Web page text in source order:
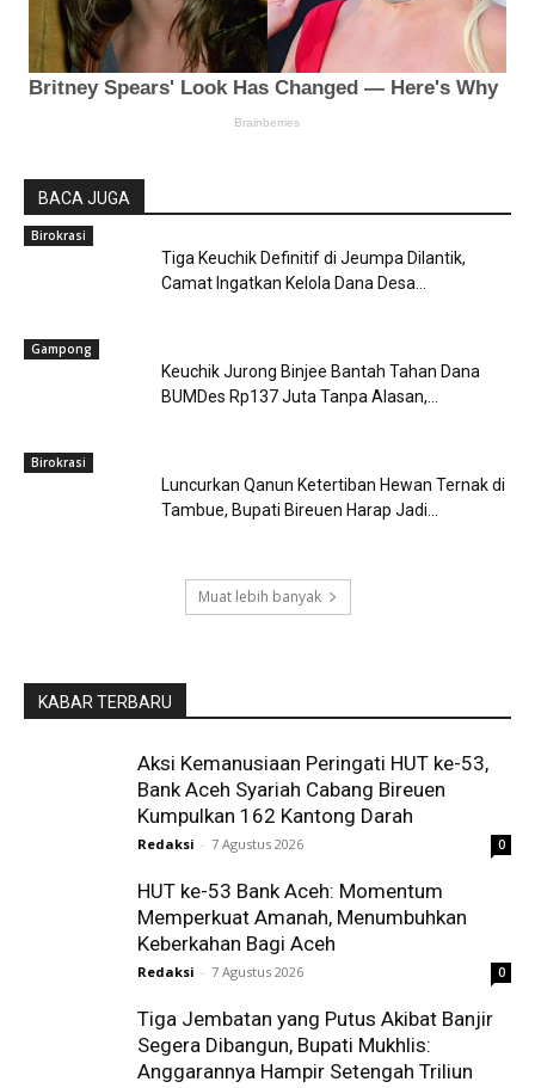
BACA JUGA
Birokrasi
Tiga Keuchik Definitif di Jeumpa Dilantik,
Camat Ingatkan Kelola Dana Desa...
Gampong
Keuchik Jurong Binjee Bantah Tahan Dana
BUMDes Rp137 Juta Tanpa Alasan,...
Birokrasi
Luncurkan Qanun Ketertiban Hewan Ternak di
Tambue, Bupati Bireuen Harap Jadi...
Muat lebih banyak
KABAR TERBARU
Aksi Kemanusiaan Peringati HUT ke-53,
Bank Aceh Syariah Cabang Bireuen
Kumpulkan 162 Kantong Darah
Redaksi - 7 Agustus 2026 0
HUT ke-53 Bank Aceh: Momentum
Memperkuat Amanah, Menumbuhkan
Keberkahan Bagi Aceh
Redaksi - 7 Agustus 2026 0
Tiga Jembatan yang Putus Akibat Banjir
Segera Dibangun, Bupati Mukhlis:
Anggarannya Hampir Setengah Triliun